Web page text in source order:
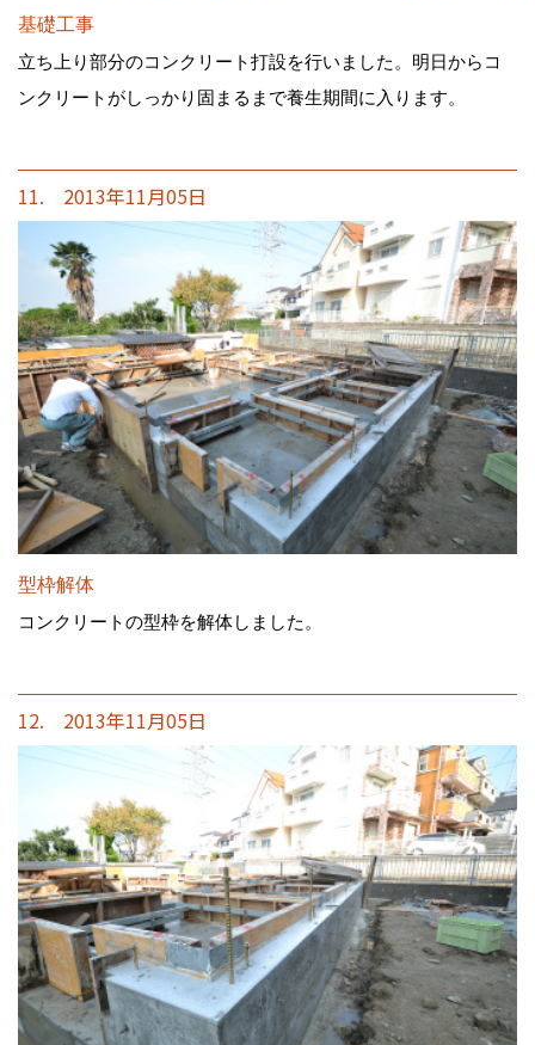
基礎工事
立ち上り部分のコンクリート打設を行いました。明日からコ
ンクリートがしっかり固まるまで養生期間に入ります。
11. 2013年11月05日
型枠解体
コンクリートの型枠を解体しました。
12. 2013年11月05日